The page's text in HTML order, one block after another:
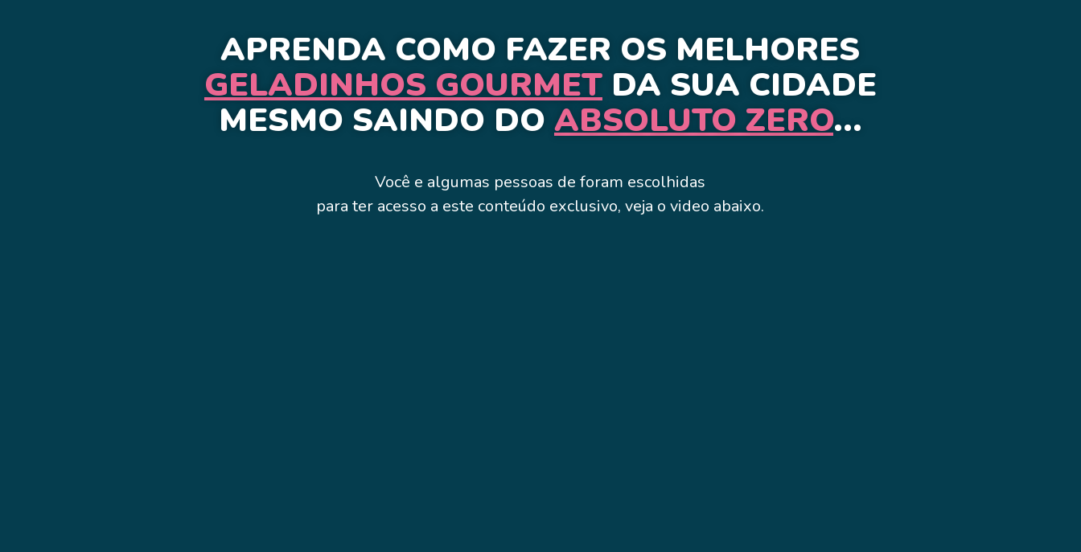
APRENDA COMO FAZER OS MELHORES
GELADINHOS GOURMETDA SUA CIDADE
MESMO SAINDO DO ABSOLUTO ZERO...
Você e algumas pessoas deforam escolhidas
para ter acesso a este conteúdo exclusivo, veja o video abaixo.